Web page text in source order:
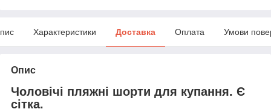
Характеристики Доставка Оплата Умови
Опис
Чоловічі пляжні шорти для купання. Є
сітка.